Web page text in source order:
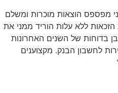
מפספס הוצאות מוכרות ומשלם
ללא עלות הוריד ממני את
בדוחות של השנים האחרונות
לחשבון הבנק. מקצוענים